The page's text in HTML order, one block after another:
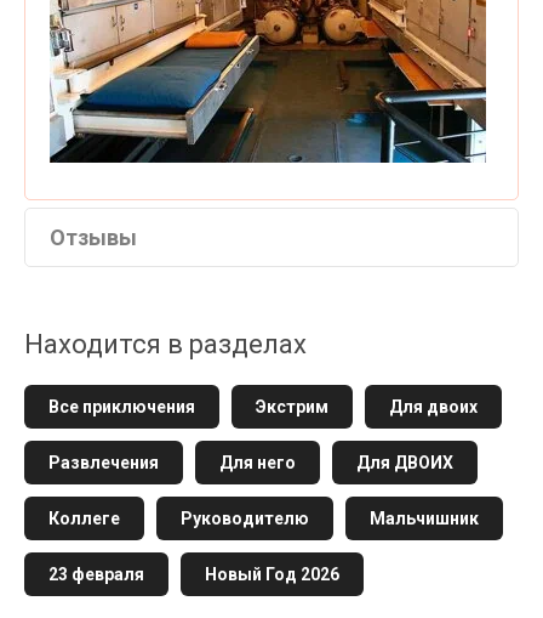
Отзывы
Находится в разделах
Все приключения Экстрим Для двоих
Развлечения Для него Для ДВОИХ
Коллеге Руководителю Мальчишник
23 февраля Новый Год 2026